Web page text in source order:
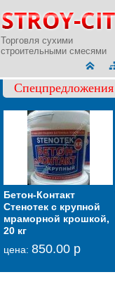
Торговля сухими
строительными смесями
Спецпредложения
Бетон-Контакт
Стенотек с крупной
мраморной крошкой,
20 кг
цена: 850.00 р